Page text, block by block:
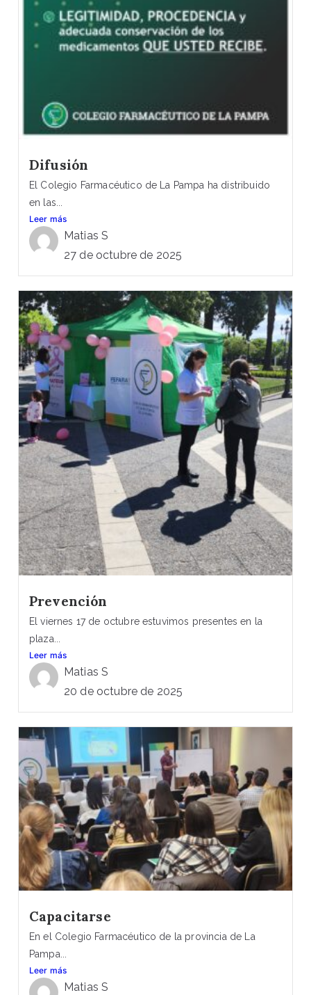
Difusión
El Colegio Farmacéutico de La Pampa ha distribuido
en las...
Leer más
Matias S
27 de octubre de 2025
Prevención
El viernes 17 de octubre estuvimos presentes en la
plaza...
Leer más
Matias S
20 de octubre de 2025
Capacitarse
En el Colegio Farmacéutico de la provincia de La
Pampa...
Leer más
Matias S